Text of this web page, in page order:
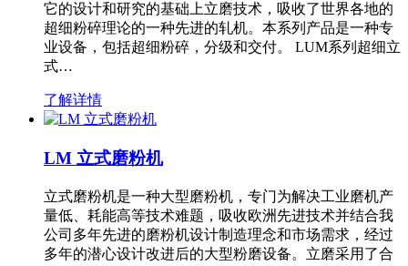
它的设计和研究的基础上立磨技术，吸收了世界各地的
超细粉碎理论的一种先进的轧机。本系列产品是一种专
业设备，包括超细粉碎，分级和交付。 LUM系列超细立
式…
了解详情
LM 立式磨粉机
立式磨粉机是一种大型磨粉机，专门为解决工业磨机产
量低、耗能高等技术难题，吸收欧洲先进技术并结合我
公司多年先进的磨粉机设计制造理念和市场需求，经过
多年的潜心设计改进后的大型粉磨设备。立磨采用了合